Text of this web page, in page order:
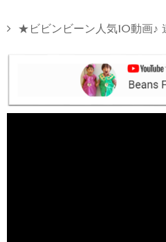
★ビビンビーン人気10動画♪